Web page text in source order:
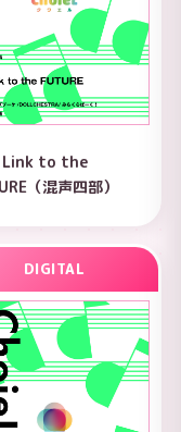
Link to the
（混声四部）
DIGITAL